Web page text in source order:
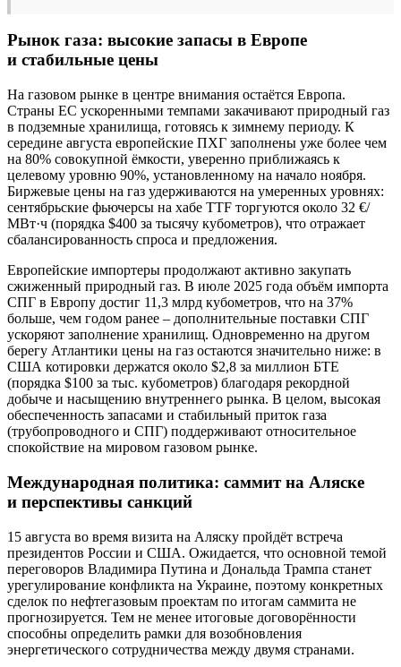
Рынок газа: высокие запасы в Европе
и стабильные цены
На газовом рынке в центре внимания остаётся Европа.
Страны ЕС ускоренными темпами закачивают природный газ
в подземные хранилища, готовясь к зимнему периоду. К
середине августа европейские ПХГ заполнены уже более чем
на 80% совокупной ёмкости, уверенно приближаясь к
целевому уровню 90%, установленному на начало ноября.
Биржевые цены на газ удерживаются на умеренных уровнях:
сентябрьские фьючерсы на хабе TTF торгуются около 32 €/
МВт·ч (порядка $400 за тысячу кубометров), что отражает
сбалансированность спроса и предложения.
Европейские импортеры продолжают активно закупать
сжиженный природный газ. В июле 2025 года объём импорта
СПГ в Европу достиг 11,3 млрд кубометров, что на 37%
больше, чем годом ранее – дополнительные поставки СПГ
ускоряют заполнение хранилищ. Одновременно на другом
берегу Атлантики цены на газ остаются значительно ниже: в
США котировки держатся около $2,8 за миллион БТЕ
(порядка $100 за тыс. кубометров) благодаря рекордной
добыче и насыщению внутреннего рынка. В целом, высокая
обеспеченность запасами и стабильный приток газа
(трубопроводного и СПГ) поддерживают относительное
спокойствие на мировом газовом рынке.
Международная политика: саммит на Аляске
и перспективы санкций
15 августа во время визита на Аляску пройдёт встреча
президентов России и США. Ожидается, что основной темой
переговоров Владимира Путина и Дональда Трампа станет
урегулирование конфликта на Украине, поэтому конкретных
сделок по нефтегазовым проектам по итогам саммита не
прогнозируется. Тем не менее итоговые договорённости
способны определить рамки для возобновления
энергетического сотрудничества между двумя странами.